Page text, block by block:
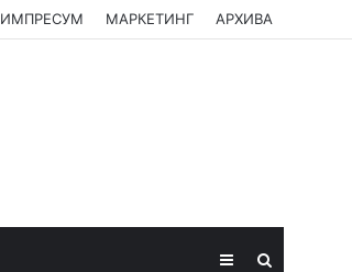
ИМПРЕСУМ МАРКЕТИНГ АРХИВА
Sidebar